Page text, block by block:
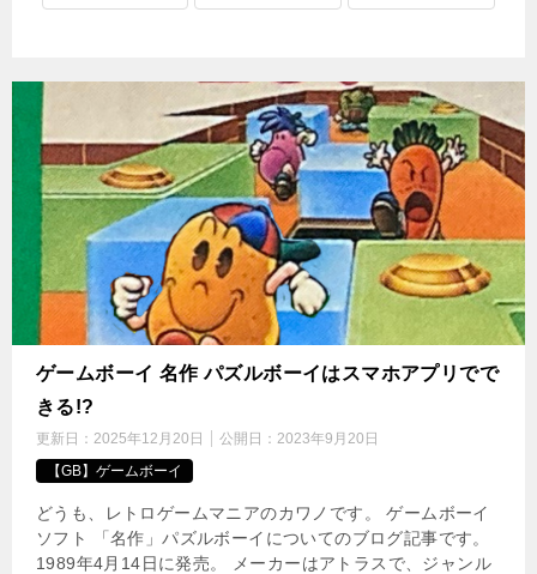
ゲームボーイ 名作 パズルボーイはスマホアプリでで
きる!?
更新日： 2025年12月20日 公開日： 2023年9月20日
【GB】ゲームボーイ
どうも、レトロゲームマニアのカワノです。 ゲームボーイ
ソフト 「名作」パズルボーイについてのブログ記事です。
1989年4月14日に発売。 メーカーはアトラスで、ジャンル